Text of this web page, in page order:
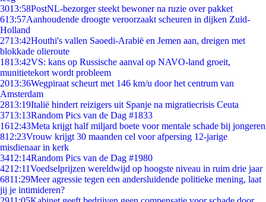
3013:58PostNL-bezorger steekt bewoner na ruzie over pakket
613:57Aanhoudende droogte veroorzaakt scheuren in dijken Zuid-
Holland
2713:42Houthi's vallen Saoedi-Arabië en Jemen aan, dreigen met
blokkade olieroute
1813:42VS: kans op Russische aanval op NAVO-land groeit,
munitietekort wordt probleem
2013:36Wegpiraat scheurt met 146 km/u door het centrum van
Amsterdam
2813:19Italië hindert reizigers uit Spanje na migratiecrisis Ceuta
3713:13Random Pics van de Dag #1833
1612:43Meta krijgt half miljard boete voor mentale schade bij jongeren
812:23Vrouw krijgt 30 maanden cel voor afpersing 12-jarige
misdienaar in kerk
3412:14Random Pics van de Dag #1980
4212:11Voedselprijzen wereldwijd op hoogste niveau in ruim drie jaar
6811:29Meer agressie tegen een andersluidende politieke mening, laat
jij je intimideren?